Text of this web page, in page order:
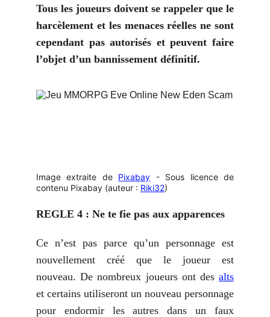
Tous les joueurs doivent se rappeler que le
harcèlement et les menaces réelles ne sont
cependant pas autorisés et peuvent faire
l’objet d’un bannissement définitif.
Image extraite de Pixabay - Sous licence de
contenu Pixabay (auteur : Riki32)
REGLE 4 : Ne te fie pas aux apparences
Ce n’est pas parce qu’un personnage est
nouvellement créé que le joueur est
nouveau. De nombreux joueurs ont des alts
et certains utiliseront un nouveau personnage
pour endormir les autres dans un faux